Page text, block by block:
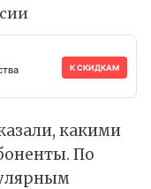
К СКИДКАМ
какими
По